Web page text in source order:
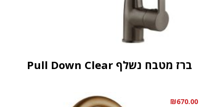
ברז מטבח נשלף Pull Down Clear
₪670.00